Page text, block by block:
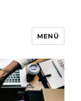
|
krefeld
| info@oz-
MENÜ